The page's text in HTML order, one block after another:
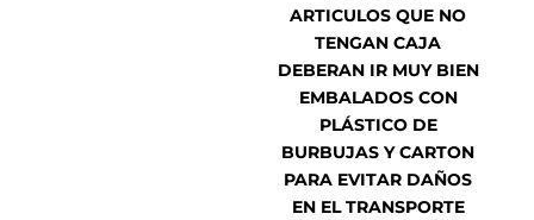
ARTICULOS QUE NO
TENGAN CAJA
DEBERAN IR MUY BIEN
EMBALADOS CON
PLÁSTICO DE
BURBUJAS Y CARTON
PARA EVITAR DAÑOS
EN EL TRANSPORTE